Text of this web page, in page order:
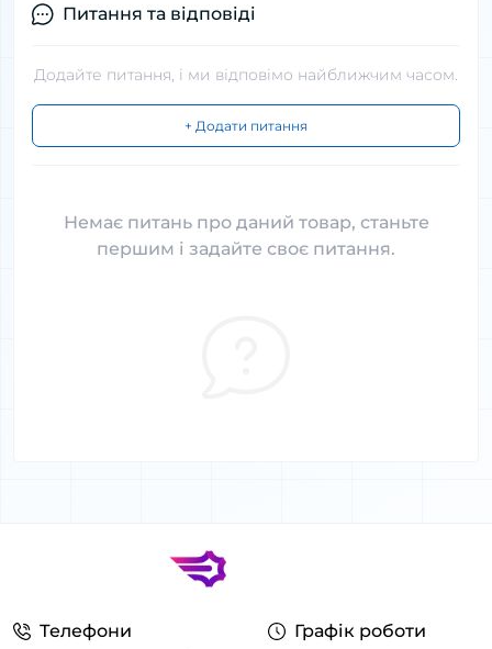
Питання та відповіді
Додайте питання, і ми відповімо найближчим часом.
+ Додати питання
Немає питань про даний товар, станьте
першим і задайте своє питання.
Телефони Графік роботи